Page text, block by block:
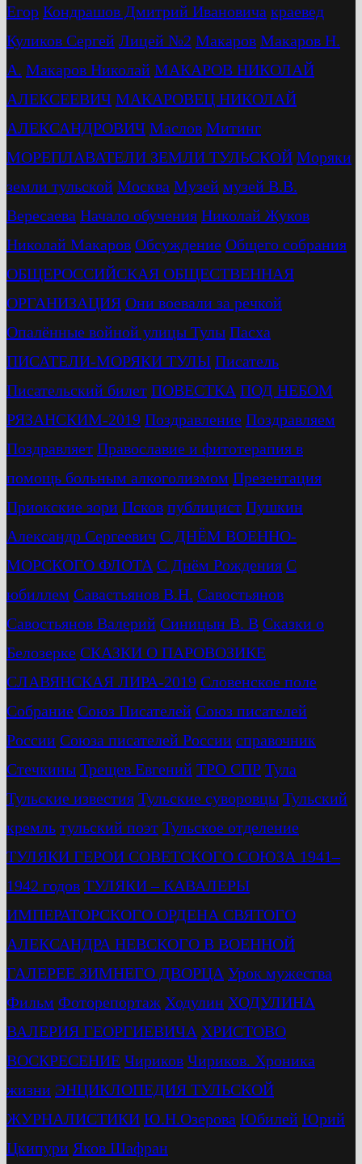
Егор Кондрашов Дмитрий Ивановича краевед
Куликов Сергей Лицей №2 Макаров Макаров Н.
А. Макаров Николай МАКАРОВ НИКОЛАЙ
АЛЕКСЕЕВИЧ МАКАРОВЕЦ НИКОЛАЙ
АЛЕКСАНДРОВИЧ Маслов Митинг
МОРЕПЛАВАТЕЛИ ЗЕМЛИ ТУЛЬСКОЙ Моряки
земли тульской Москва Музей музей В.В.
Вересаева Начало обучения Николай Жуков
Николай Макаров Обсуждение Общего собрания
ОБЩЕРОССИЙСКАЯ ОБЩЕСТВЕННАЯ
ОРГАНИЗАЦИЯ Они воевали за речкой
Опалённые войной улицы Тулы Пасха
ПИСАТЕЛИ-МОРЯКИ ТУЛЫ Писатель
Писательский билет ПОВЕСТКА ПОД НЕБОМ
РЯЗАНСКИМ-2019 Поздравление Поздравляем
Поздравляет Православие и фитотерапия в
помощь больным алкоголизмом Презентация
Приокские зори Псков публицист Пушкин
Александр Сергеевич С ДНЁМ ВОЕННО-
МОРСКОГО ФЛОТА С Днём Рождения С
юбиллем Савастьянов В.Н. Савостьянов
Савостьянов Валерий Синицын В. В Сказки о
Белозерке СКАЗКИ О ПАРОВОЗИКЕ
СЛАВЯНСКАЯ ЛИРА-2019 Словенское поле
Собрание Союз Писателей Союз писателей
России Союза писателей России справочник
Стечкины Трещев Евгений ТРО СПР Тула
Тульские известия Тульские суворовцы Тульский
кремль тульский поэт Тульское отделение
ТУЛЯКИ ГЕРОИ СОВЕТСКОГО СОЮЗА 1941–
1942 годов ТУЛЯКИ – КАВАЛЕРЫ
ИМПЕРАТОРСКОГО ОРДЕНА СВЯТОГО
АЛЕКСАНДРА НЕВСКОГО В ВОЕННОЙ
ГАЛЕРЕЕ ЗИМНЕГО ДВОРЦА Урок мужества
Фильм Фоторепортаж Ходулин ХОДУЛИНА
ВАЛЕРИЯ ГЕОРГИЕВИЧА ХРИСТОВО
ВОСКРЕСЕНИЕ Чириков Чириков. Хроника
жизни ЭНЦИКЛОПЕДИЯ ТУЛЬСКОЙ
ЖУРНАЛИСТИКИ Ю.Н.Озерова Юбилей Юрий
Цкипури Яков Шафран